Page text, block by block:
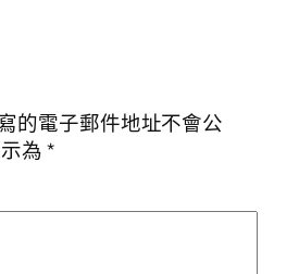
的電子郵件地址不會公
為*